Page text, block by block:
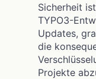
Sicherheit
TYPO3-
Updates,
die
Projekte